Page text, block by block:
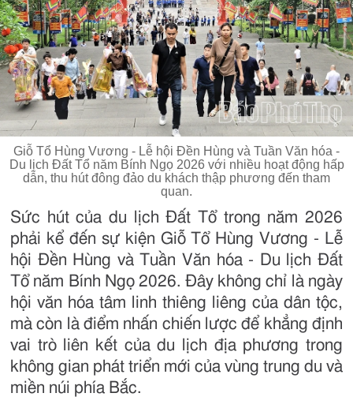
Giỗ Tổ Hùng Vương - Lễ hội Đền Hùng và Tuần Văn hóa -
Du lịch Đất Tổ năm Bính Ngọ 2026 với nhiều hoạt động hấp
dẫn, thu hút đông đảo du khách thập phương đến tham
quan.
Sức hút của du lịch Đất Tổ trong năm 2026
phải kể đến sự kiện Giỗ Tổ Hùng Vương - Lễ
hội Đền Hùng và Tuần Văn hóa - Du lịch Đất
Tổ năm Bính Ngọ 2026. Đây không chỉ là ngày
hội văn hóa tâm linh thiêng liêng của dân tộc,
mà còn là điểm nhấn chiến lược để khẳng định
vai trò liên kết của du lịch địa phương trong
không gian phát triển mới của vùng trung du và
miền núi phía Bắc.